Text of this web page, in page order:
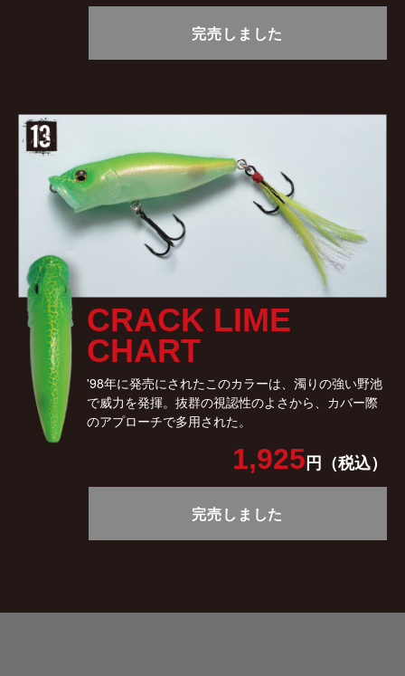
完売しました
CRACK LIME
CHART
'98年に発売にされたこのカラーは、濁りの強い野池
で威力を発揮。抜群の視認性のよさから、カバー際
のアプローチで多用された。
1,925円（税込）
完売しました